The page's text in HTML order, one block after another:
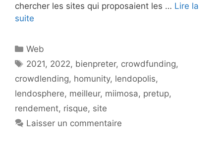
chercher les sites qui proposaient les … Lire la
suite
Catégories
Web
Étiquettes
2021, 2022, bienpreter, crowdfunding,
crowdlending, homunity, lendopolis,
lendosphere, meilleur, miimosa, pretup,
rendement, risque, site
Laisser un commentaire